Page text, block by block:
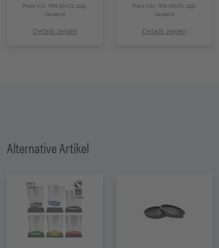
Preis inkl. 19% MwSt.zzgl.
Versand
Details zeigen
Preis inkl. 19% MwSt.zzgl.
Versand
Details zeigen
Alternative Artikel